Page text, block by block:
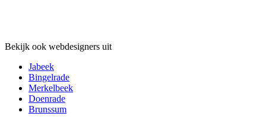
Bekijk ook webdesigners uit
Jabeek
Bingelrade
Merkelbeek
Doenrade
Brunssum